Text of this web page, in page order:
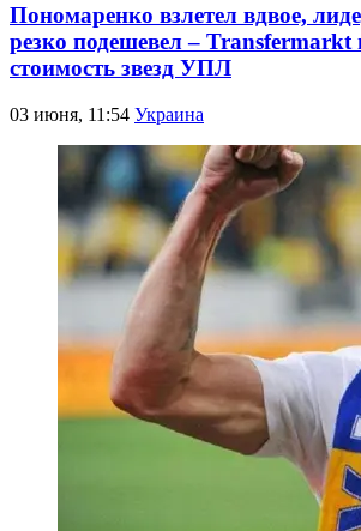
Пономаренко взлетел вдвое,
резко подешевел – Transfermarkt
стоимость звезд УПЛ
03 июня, 11:54 Украина